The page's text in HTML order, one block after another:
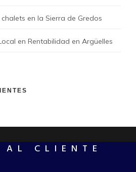
en la Sierra de Gredos
en Rentabilidad en Argüelles
CLIENTE